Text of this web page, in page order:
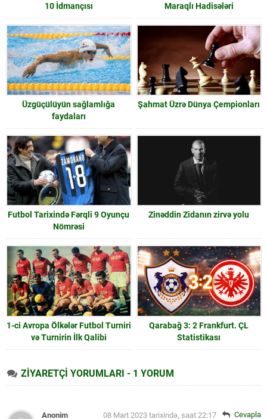
10 İdmançısı
Maraqlı Hadisələri
Üzgüçülüyün sağlamlığa
faydaları
Şahmat Üzrə Dünya Çempionları
Futbol Tarixində Fərqli 9 Oyunçu
Nömrəsi
Zinəddin Zidanın zirvə yolu
1-ci Avropa Ölkələr Futbol Turniri
və Turnirin İlk Qalibi
Qarabağ 3: 2 Frankfurt. ÇL
Statistikası
ZİYARETÇİ YORUMLARI - 1 YORUM
Anonim 08 Mart 2023 tarixində, saat 22:17 Cevapla